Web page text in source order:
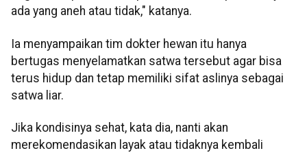
ada yang aneh atau tidak," katanya.
Ia menyampaikan tim dokter hewan itu hanya
bertugas menyelamatkan satwa tersebut agar bisa
terus hidup dan tetap memiliki sifat aslinya sebagai
satwa liar.
Jika kondisinya sehat, kata dia, nanti akan
merekomendasikan layak atau tidaknya kembali